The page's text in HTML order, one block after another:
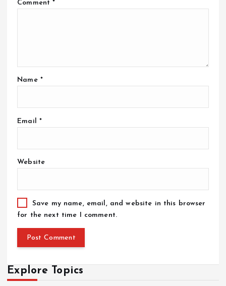
Comment*
Name *
Email *
Website
Save my name, email, and website in this browser
for the next time I comment.
Explore Topics